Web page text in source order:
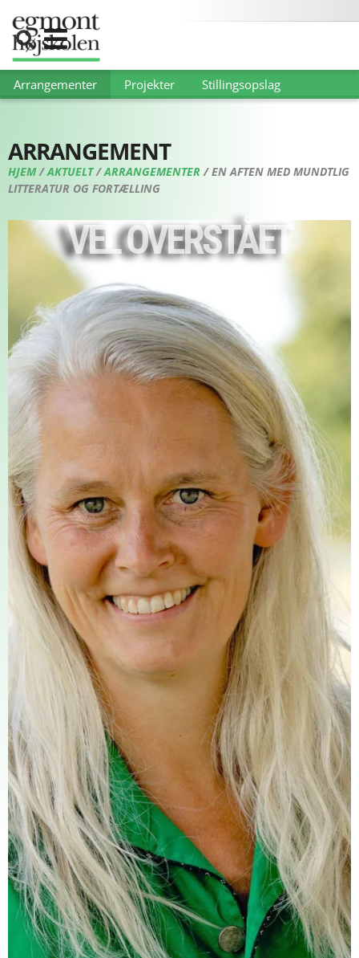
Arrangementer Projekter Stillingsopslag
ARRANGEMENT
HJEM/AKTUELT/ARRANGEMENTER /EN AFTEN MED MUNDTLIG
LITTERATUR OG FORTÆLLING
VEL OVERSTÅET